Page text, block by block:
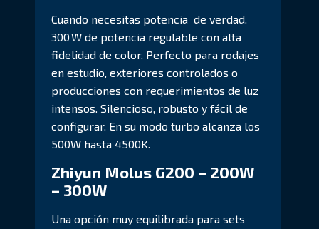
Cuando necesitas potencia de verdad.
300 W de potencia regulable con alta
fidelidad de color. Perfecto para rodajes
en estudio, exteriores controlados o
producciones con requerimientos de luz
intensos. Silencioso, robusto y fácil de
configurar. En su modo turbo alcanza los
500W hasta 4500K.
Zhiyun Molus G200 – 200W
– 300W
Una opción muy equilibrada para sets